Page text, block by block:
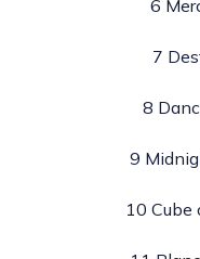
6
7
8
9
10 Cube